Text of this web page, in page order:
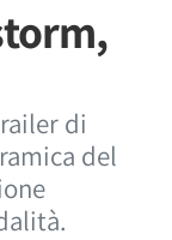
di
del